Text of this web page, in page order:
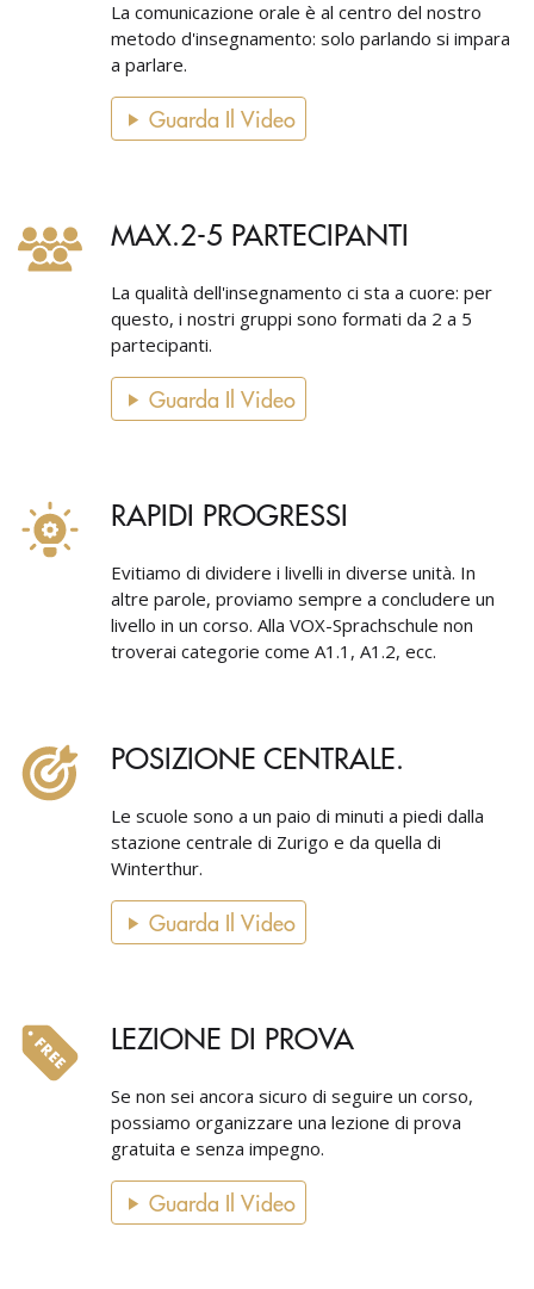
La comunicazione orale è al centro del nostro
metodo d'insegnamento: solo parlando si impara
a parlare.
Guarda Il Video
MAX.2-5 PARTECIPANTI
La qualità dell'insegnamento ci sta a cuore: per
questo, i nostri gruppi sono formati da 2 a 5
partecipanti.
Guarda Il Video
RAPIDI PROGRESSI
Evitiamo di dividere i livelli in diverse unità. In
altre parole, proviamo sempre a concludere un
livello in un corso. Alla VOX-Sprachschule non
troverai categorie come A1.1, A1.2, ecc.
POSIZIONE CENTRALE.
Le scuole sono a un paio di minuti a piedi dalla
stazione centrale di Zurigo e da quella di
Winterthur.
Guarda Il Video
LEZIONE DI PROVA
Se non sei ancora sicuro di seguire un corso,
possiamo organizzare una lezione di prova
gratuita e senza impegno.
Guarda Il Video